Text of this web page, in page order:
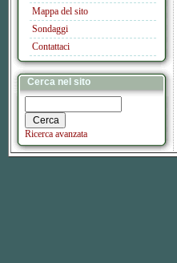
Mappa del sito
Sondaggi
Contattaci
Cerca nel sito
Ricerca avanzata